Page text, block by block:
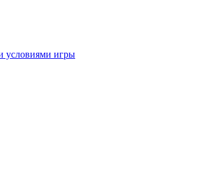
условиями игры